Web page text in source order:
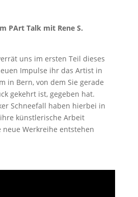
PArt Talk mit Rene S.
uns im ersten Teil dieses
Impulse ihr das Artist in
in Bern, von dem Sie gerade
gekehrt ist, gegeben hat.
Schneefall haben hierbei in
künstlerische Arbeit
Werkreihe entstehen